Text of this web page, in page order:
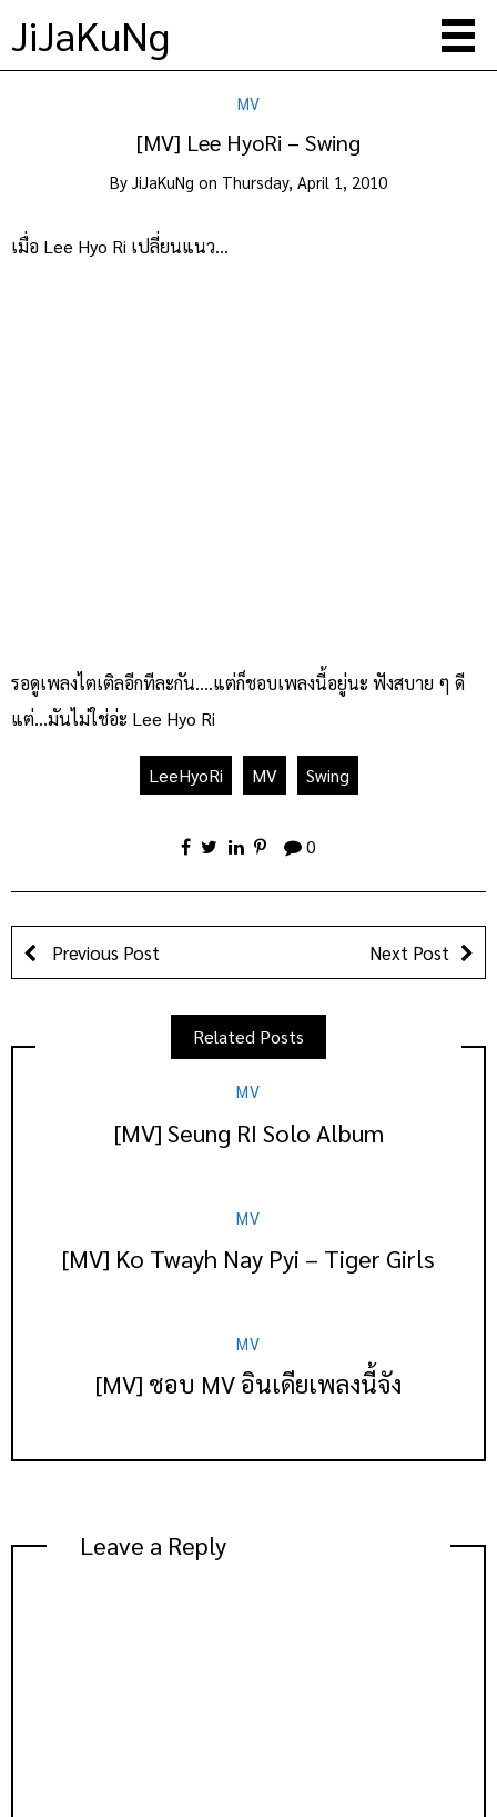
JiJaKuNg
MV
[MV] Lee HyoRi – Swing
By JiJaKuNg on Thursday, April 1, 2010
เมื่อ Lee Hyo Ri เปลี่ยนแนว…
รอดูเพลงไตเติลอีกทีละกัน….แต่ก็ชอบเพลงนี้อยู่นะ ฟังสบาย ๆ ดี
แต่…มันไม่ใช่อ่ะ Lee Hyo Ri
LeeHyoRi MV Swing
0
Previous Post Next Post
Related Posts
MV
[MV] Seung RI Solo Album
MV
[MV] Ko Twayh Nay Pyi – Tiger Girls
MV
[MV] ชอบ MV อินเดียเพลงนี้จัง
Leave a Reply